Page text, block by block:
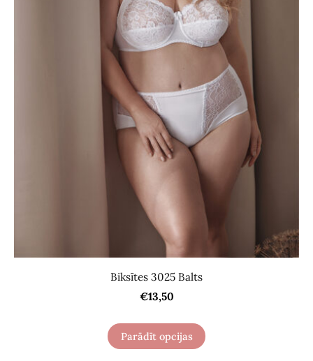
Biksītes 3025 Balts
€13,50
Parādīt opcijas